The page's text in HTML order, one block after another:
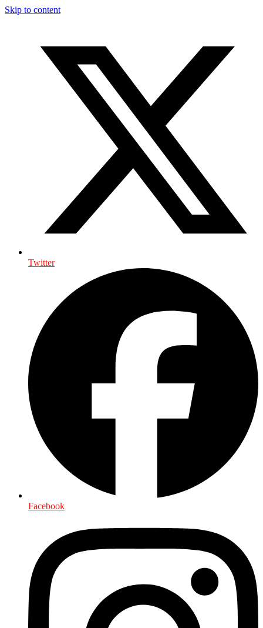
Skip to content
Twitter
Facebook